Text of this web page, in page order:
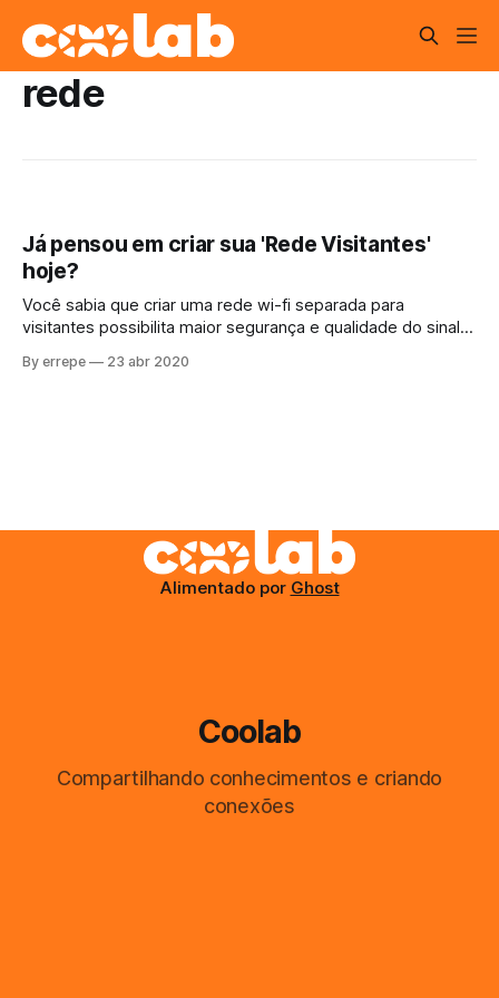
rede
Já pensou em criar sua 'Rede Visitantes'
hoje?
Você sabia que criar uma rede wi-fi separada para
visitantes possibilita maior segurança e qualidade do sinal
equipamentos ou contratar outra linha, ao criar uma rede
By errepe 23 abr 2020
Alimentado por Ghost
Coolab
Compartilhando conhecimentos e criando
conexões